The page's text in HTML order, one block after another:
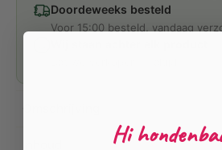
Doordeweeks besteld
Voor 15:00 besteld, vandaag
Hi